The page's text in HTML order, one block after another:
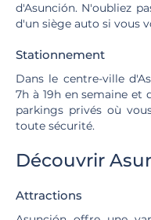
d'Asunción. N'oubliez
d'un siège auto si vous
Stationnement
Dans le centre-ville
7h à 19h en semaine et
parkings privés où
toute sécurité.
Découvrir
Attractions